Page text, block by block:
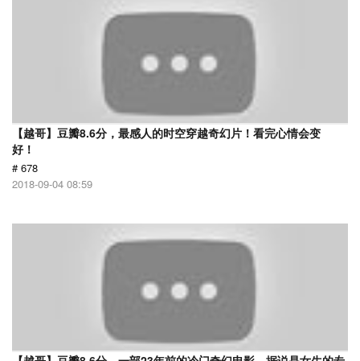
【越哥】豆瓣8.6分，最感人的时空穿越奇幻片！看完心情会变
好！
# 678
2018-09-04 08:59